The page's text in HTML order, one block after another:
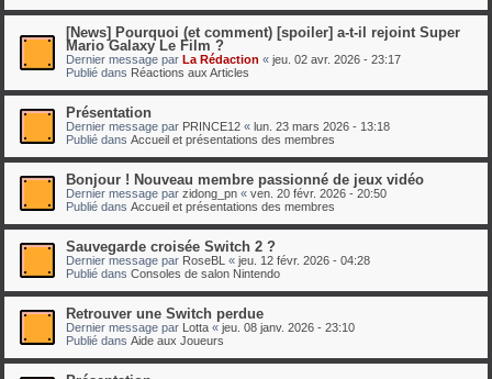
[News] Pourquoi (et comment) [spoiler] a-t-il rejoint Super
Mario Galaxy Le Film ?
Dernier message par La Rédaction « jeu. 02 avr. 2026 - 23:17
Publié dans Réactions aux Articles
Présentation
Dernier message par PRINCE12 « lun. 23 mars 2026 - 13:18
Publié dans Accueil et présentations des membres
Bonjour ! Nouveau membre passionné de jeux vidéo
Dernier message par zidong_pn « ven. 20 févr. 2026 - 20:50
Publié dans Accueil et présentations des membres
Sauvegarde croisée Switch 2 ?
Dernier message par RoseBL « jeu. 12 févr. 2026 - 04:28
Publié dans Consoles de salon Nintendo
Retrouver une Switch perdue
Dernier message par Lotta « jeu. 08 janv. 2026 - 23:10
Publié dans Aide aux Joueurs